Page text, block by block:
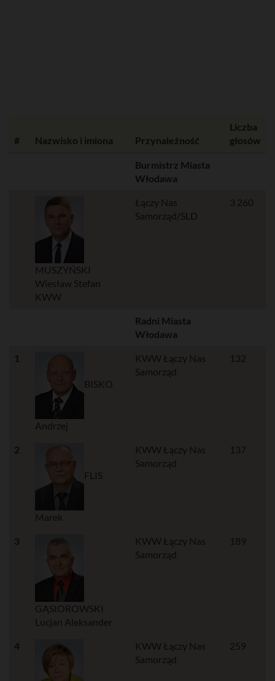
# Nazwisko i imiona Przynależność
Liczba
głosów
Burmistrz Miasta
Włodawa
MUSZYŃSKI
Wiesław Stefan
KWW
Łączy Nas
Samorząd/SLD
3 260
Radni Miasta
Włodawa
1
BISKO
Andrzej
KWW Łączy Nas
Samorząd
132
2
FLIS
Marek
KWW Łączy Nas
Samorząd
137
3
GĄSIOROWSKI
Lucjan Aleksander
KWW Łączy Nas
Samorząd
189
4
KWW Łączy Nas
Samorząd
259